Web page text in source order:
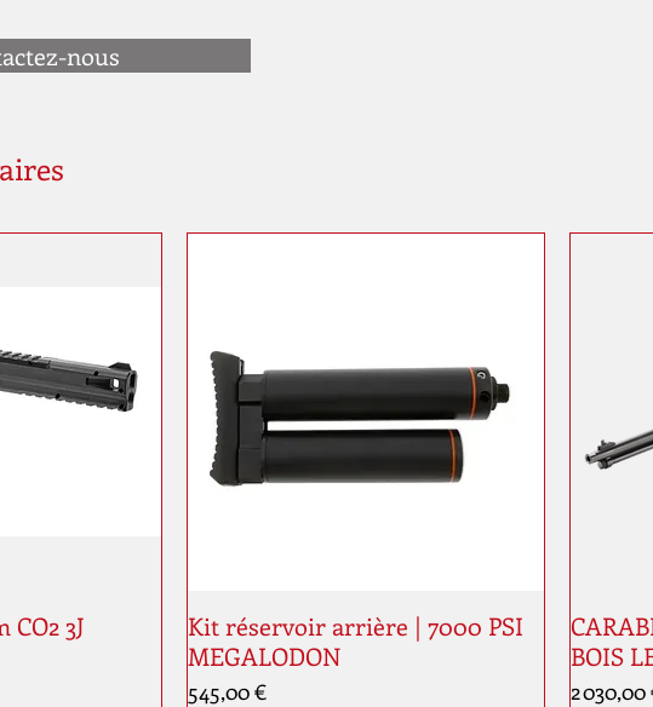
nous
CO2 3J
Kit réservoir arrière | 7000 PSI
MEGALODON
Prix
545,00 €
BOIS
Prix
2 030,00